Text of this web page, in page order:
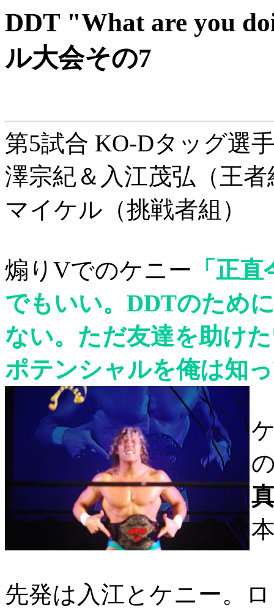
DDT "What are you
ル大会その7
第5試合 KO-Dタッグ選
澤宗紀＆入江茂弘（王
マイケル（挑戦者組）
煽りVでのケニー 「正
でもいい。DDTのため
ない。ただ友達を助け
ポテンシャルを俺は知
先発は入江とケニー。